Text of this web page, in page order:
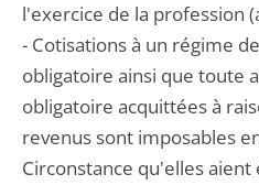
l'exercice de la profession
- Cotisations à un régime
obligatoire ainsi que toute
obligatoire acquittées à
revenus sont imposables
Circonstance qu'elles aient